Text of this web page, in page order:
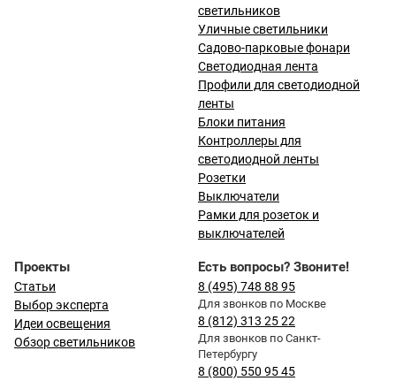
светильников
Уличные светильники
Садово-парковые фонари
Светодиодная лента
Профили для светодиодной
ленты
Блоки питания
Контроллеры для
светодиодной ленты
Розетки
Выключатели
Рамки для розеток и
выключателей
Проекты
Статьи
Выбор эксперта
Идеи освещения
Обзор светильников
Есть вопросы? Звоните!
8 (495) 748 88 95
Для звонков по Москве
8 (812) 313 25 22
Для звонков по Санкт-
Петербургу
8 (800) 550 95 45